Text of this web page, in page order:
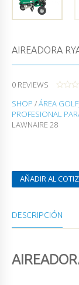
AIREADORA
0 REVIEWS
O
U
T
O
SHOP /ÁREA
PROFESIONAL
LAWNAIRE 28
AÑADIR AL
DESCRIPCIÓN